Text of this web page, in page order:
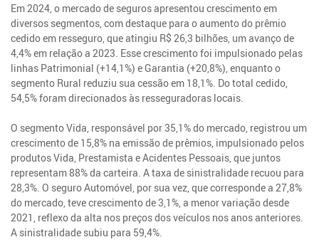
Em 2024, o mercado de seguros apresentou crescimento em
diversos segmentos, com destaque para o aumento do prêmio
cedido em resseguro, que atingiu R$ 26,3 bilhões, um avanço de
4,4% em relação a 2023. Esse crescimento foi impulsionado pelas
linhas Patrimonial (+14,1%) e Garantia (+20,8%), enquanto o
segmento Rural reduziu sua cessão em 18,1%. Do total cedido,
54,5% foram direcionados às resseguradoras locais.
O segmento Vida, responsável por 35,1% do mercado, registrou um
crescimento de 15,8% na emissão de prêmios, impulsionado pelos
produtos Vida, Prestamista e Acidentes Pessoais, que juntos
representam 88% da carteira. A taxa de sinistralidade recuou para
28,3%. O seguro Automóvel, por sua vez, que corresponde a 27,8%
do mercado, teve crescimento de 3,1%, a menor variação desde
2021, reflexo da alta nos preços dos veículos nos anos anteriores.
A sinistralidade subiu para 59,4%.